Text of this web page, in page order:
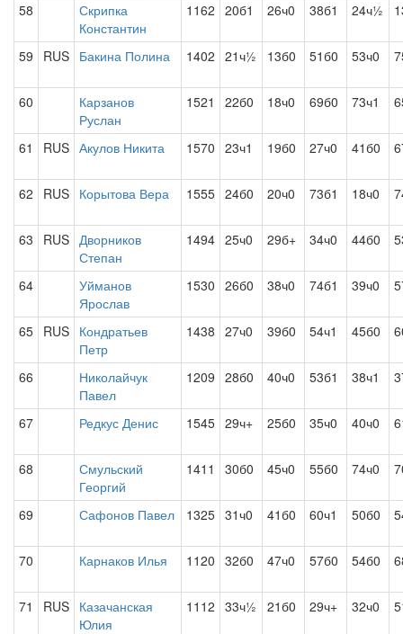
58
Скрипка
Константин
1162 20б1 26ч0 38б1 24ч½
59 RUS Бакина Полина 1402 21ч½ 13б0 51б0 53ч0
60
Карзанов
Руслан
1521 22б0 18ч0 69б0 73ч1
61 RUS Акулов Никита 1570 23ч1 19б0 27ч0 41б0
62 RUS Корытова Вера 1555 24б0 20ч0 73б1 18ч0
63 RUS Дворников
Степан
1494 25ч0 29б+ 34ч0 44б0
64
Уйманов
Ярослав
1530 26б0 38ч0 74б1 39ч0
65 RUS Кондратьев
Петр
1438 27ч0 39б0 54ч1 45б0
66
Николайчук
Павел
1209 28б0 40ч0 53б1 38ч1
67 Редкус Денис 1545 29ч+ 25б0 35ч0 40ч0
68
Смульский
Георгий
1411 30б0 45ч0 55б0 74ч0
69 Сафонов Павел 1325 31ч0 41б0 60ч1 50б0
70 Карнаков Илья 1120 32б0 47ч0 57б0 54б0
71 RUS Казачанская
Юлия
1112 33ч½ 21б0 29ч+ 32ч0